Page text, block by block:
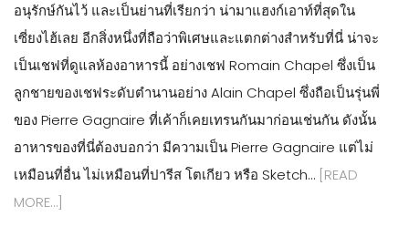
อนุรักษ์กันไว้ และเป็นย่านที่เรียกว่า น่ามาแฮงก์เอาท์ที่สุดใน
เซี่ยงไฮ้เลย อีกสิ่งหนึ่งที่ถือว่าพิเศษและแตกต่างสำหรับที่นี่ น่าจะ
เป็นเชฟที่ดูแลห้องอาหารนี้ อย่างเชฟ Romain Chapel ซึ่งเป็น
ลูกชายของเชฟระดับตำนานอย่าง Alain Chapel ซึ่งถือเป็นรุ่นพี่
ของ Pierre Gagnaire ที่เค้าก็เคยเทรนกันมาก่อนเช่นกัน ดังนั้น
อาหารของที่นี่ต้องบอกว่า มีความเป็น Pierre Gagnaire แต่ไม่
เหมือนที่อื่น ไม่เหมือนที่ปารีส โตเกียว หรือ Sketch… [READ
MORE…]